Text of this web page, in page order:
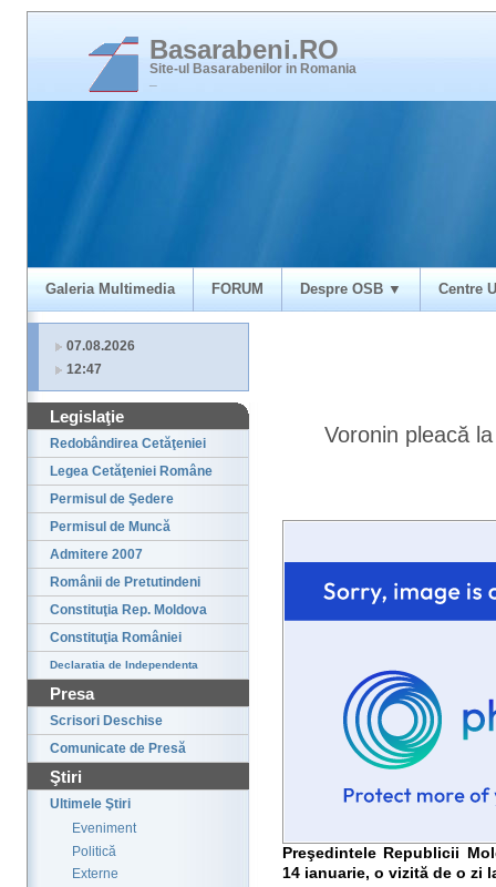
Basarabeni.RO
Site-ul Basarabenilor in Romania
Galeria Multimedia FORUM Despre OSB ▼ Centre
07.08.2026
12:47
Legislaţie
Redobândirea Cetăţeniei
Legea Cetăţeniei Române
Permisul de Şedere
Permisul de Muncă
Admitere 2007
Românii de Pretutindeni
Constituţia Rep. Moldova
Constituţia României
Declaratia de Independenta
Presa
Scrisori Deschise
Comunicate de Presă
Ştiri
Ultimele Ştiri
Eveniment
Politică
Externe
Voronin pleacă
Preşedintele Republicii
14 ianuarie, o vizită de o zi